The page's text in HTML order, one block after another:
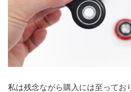
私は残念ながら購入には至ってお